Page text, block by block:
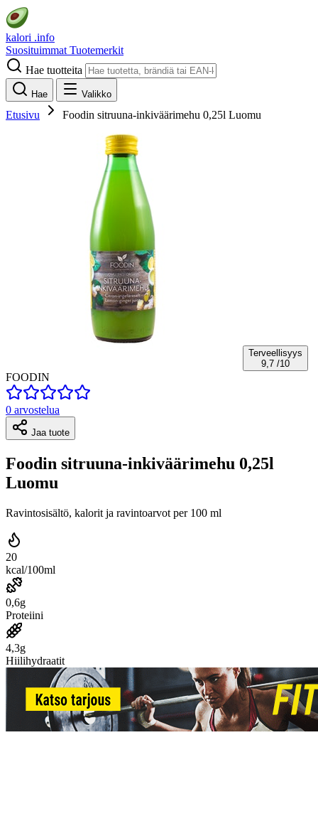
kalori .info
Suosituimmat Tuotemerkit
Hae tuotteita
Hae Valikko
Etusivu Foodin sitruuna-inkiväärimehu 0,25l Luomu
Terveellisyys
9,7 /10
FOODIN
0 arvostelua
Jaa tuote
Foodin sitruuna-inkiväärimehu 0,25l
Luomu
Ravintosisältö, kalorit ja ravintoarvot per 100 ml
20
kcal/100ml
0,6g
Proteiini
4,3g
Hiilihydraatit